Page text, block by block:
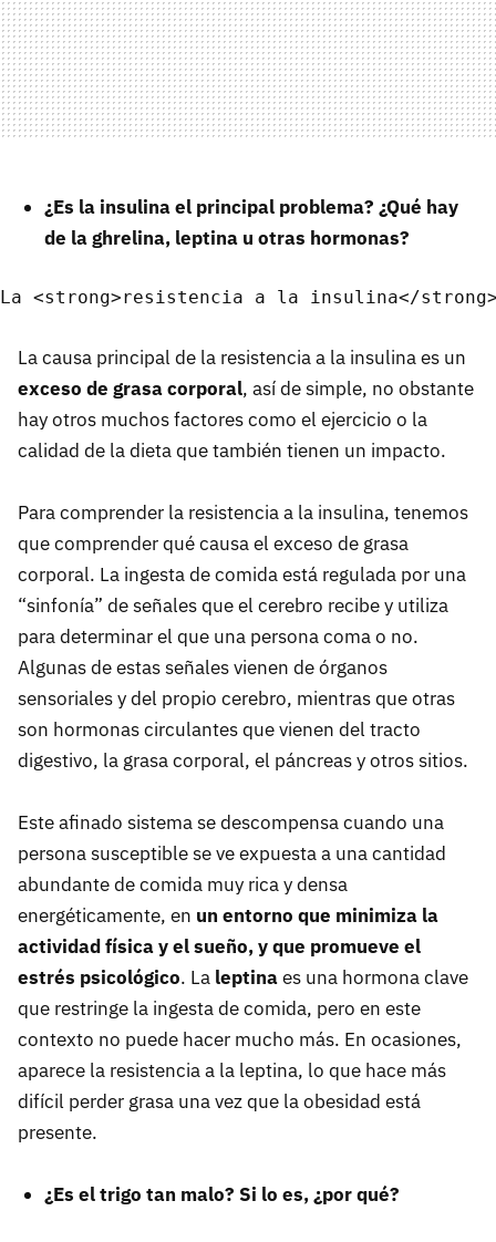
¿Es la insulina el principal problema? ¿Qué hay
de la ghrelina, leptina u otras hormonas?
La causa principal de la resistencia a la insulina es un
exceso de grasa corporal, así de simple, no obstante
hay otros muchos factores como el ejercicio o la
calidad de la dieta que también tienen un impacto.
Para comprender la resistencia a la insulina, tenemos
que comprender qué causa el exceso de grasa
corporal. La ingesta de comida está regulada por una
“sinfonía” de señales que el cerebro recibe y utiliza
para determinar el que una persona coma o no.
Algunas de estas señales vienen de órganos
sensoriales y del propio cerebro, mientras que otras
son hormonas circulantes que vienen del tracto
digestivo, la grasa corporal, el páncreas y otros sitios.
Este afinado sistema se descompensa cuando una
persona susceptible se ve expuesta a una cantidad
abundante de comida muy rica y densa
energéticamente, en un entorno que minimiza la
actividad física y el sueño, y que promueve el
estrés psicológico. La leptinaes una hormona clave
que restringe la ingesta de comida, pero en este
contexto no puede hacer mucho más. En ocasiones,
aparece la resistencia a la leptina, lo que hace más
difícil perder grasa una vez que la obesidad está
presente.
¿Es el trigo tan malo? Si lo es, ¿por qué?